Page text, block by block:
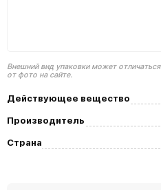
Внешний вид упаковки может отличаться
от фото на сайте.
Действующее вещество
Производитель
Страна